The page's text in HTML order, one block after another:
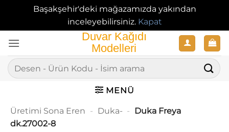
Başakşehir'deki mağazamızda yakından
inceleyebilirsiniz. Kapat
atla
Ara:
MENÜ
Üretimi Sona Eren - Duka- - Duka Freya
dk.27002-8